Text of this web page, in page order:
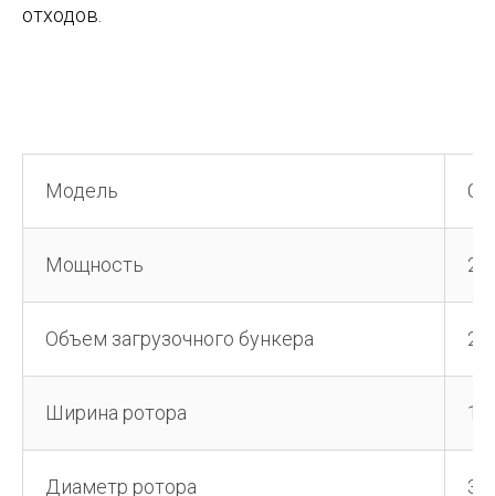
отходов.
Модель
Мощность
Объем загрузочного бункера
Ширина ротора
Диаметр ротора